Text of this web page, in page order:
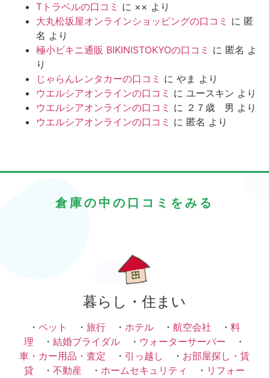
Tトラベルの口コミ に ×× より
大丸松坂屋オンラインショッピングの口コミ に 匿
名 より
極小ビキニ通販 BIKINISTOKYOの口コミ に 匿名 よ
り
じゃらんレンタカーの口コミ に やま より
ウエルシアオンラインの口コミ に ユースキン より
ウエルシアオンラインの口コミ に ２７歳 男 より
ウエルシアオンラインの口コミ に 匿名 より
倉庫の中の口コミをみる
暮らし・住まい
・ ペット ・ 旅行 ・ ホテル ・ 航空会社 ・ 料
理 ・ 結婚ブライダル ・ ウォーターサーバー ・
車・カー用品・査定 ・ 引っ越し ・ お部屋探し・賃
貸 ・ 不動産 ・ ホームセキュリティ ・ リフォー